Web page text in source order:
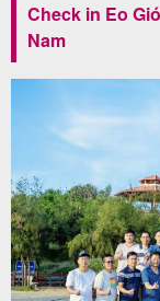
Check in Eo
Nam